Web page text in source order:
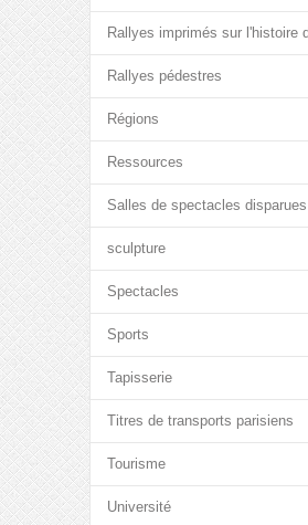
Rallyes imprimés sur l'histoire
Rallyes pédestres
Régions
Ressources
Salles de spectacles disparues
sculpture
Spectacles
Sports
Tapisserie
Titres de transports parisiens
Tourisme
Université